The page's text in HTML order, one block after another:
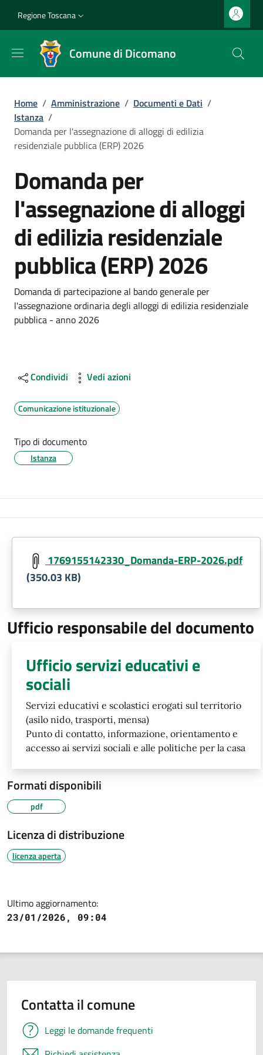
Slim top
Regione Toscana
Comune di Dicomano
Briciole di pane
Home / Amministrazione / Documenti e Dati /
Istanza /
Domanda per l'assegnazione di alloggi di edilizia
residenziale pubblica (ERP) 2026
Domanda per
l'assegnazione di alloggi
di edilizia residenziale
pubblica (ERP) 2026
Dettagli
Domanda di partecipazione al bando generale per
l'assegnazione ordinaria degli alloggi di edilizia residenziale
pubblica - anno 2026
Condividi Vedi azioni
Comunicazione istituzionale
Tipo di documento
Istanza
1769155142330_Domanda-ERP-2026.pdf
(350.03 KB)
Ufficio responsabile del documento
Ufficio servizi educativi e
sociali
Servizi educativi e scolastici erogati sul territorio
(asilo nido, trasporti, mensa)
Punto di contatto, informazione, orientamento e
accesso ai servizi sociali e alle politiche per la casa
Formati disponibili
pdf
Licenza di distribuzione
licenza aperta
Ultimo aggiornamento:
23/01/2026, 09:04
Contatta il comune
Leggi le domande frequenti